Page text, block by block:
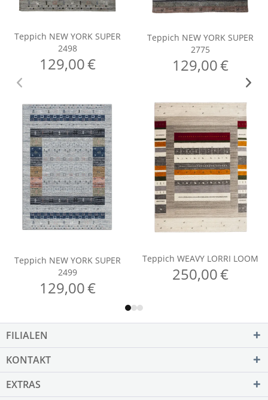
FILIALEN
KONTAKT
EXTRAS